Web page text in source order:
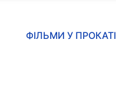
ФІЛЬМИ У ПРОКАТІ